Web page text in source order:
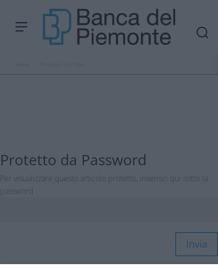
Protetto da Password
Per visualizzare questo articolo protetto, inserisci qui sotto la
password :
Invia